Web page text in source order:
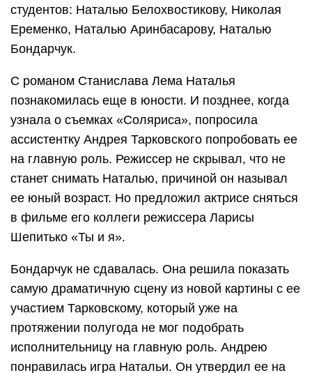
студентов: Наталью Белохвостикову, Николая
Еременко, Наталью Аринбасарову, Наталью
Бондарчук.
С романом Станислава Лема Наталья
познакомилась еще в юности. И позднее, когда
узнала о съемках «Соляриса», попросила
ассистентку Андрея Тарковского попробовать ее
на главную роль. Режиссер не скрывал, что не
станет снимать Наталью, причиной он называл
ее юный возраст. Но предложил актрисе сняться
в фильме его коллеги режиссера Ларисы
Шепитько «Ты и я».
Бондарчук не сдавалась. Она решила показать
самую драматичную сцену из новой картины с ее
участием Тарковскому, который уже на
протяжении полугода не мог подобрать
исполнительницу на главную роль. Андрею
понравилась игра Натальи. Он утвердил ее на